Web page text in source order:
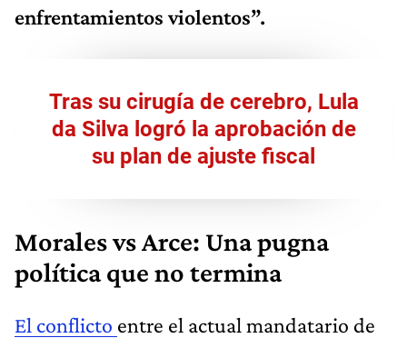
enfrentamientos violentos”.
Tras su cirugía de cerebro, Lula
da Silva logró la aprobación de
su plan de ajuste fiscal
Morales vs Arce: Una pugna
política que no termina
El conflicto entre el actual mandatario de